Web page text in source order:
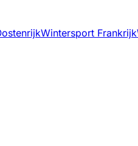
Wintersport Frankrijk